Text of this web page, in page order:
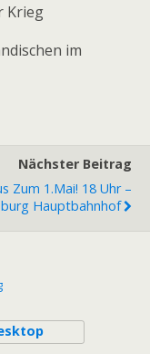
Krieg
im
Nächster Beitrag
Zum 1.Mai! 18 Uhr –
Hauptbahnhof